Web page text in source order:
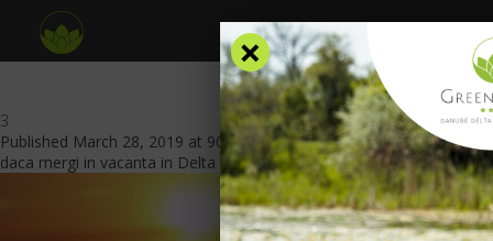
3
Published March 28, 2019 at 900 × 500inCe activitati poti sa faci
daca mergi in vacanta in Delta Dunarii.
×